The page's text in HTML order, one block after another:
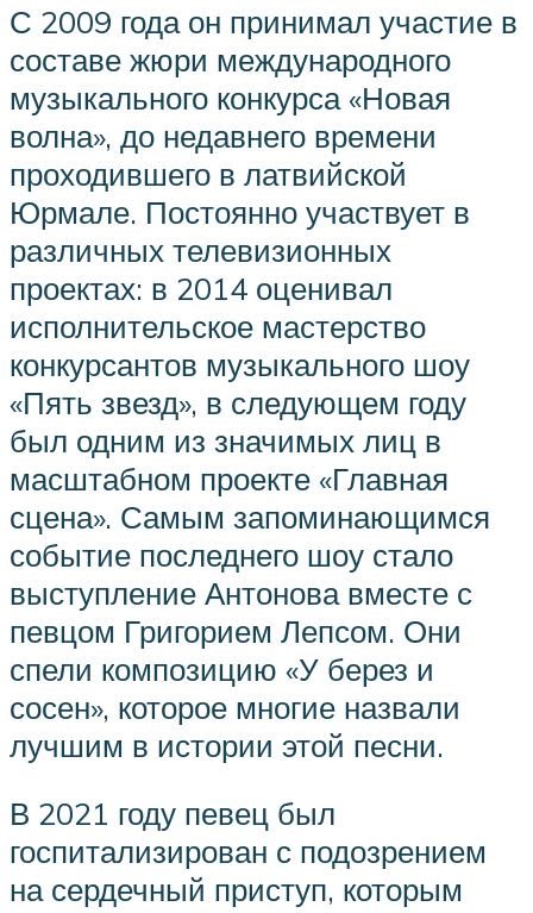
С 2009 года он принимал участие в
составе жюри международного
музыкального конкурса «Новая
волна», до недавнего времени
проходившего в латвийской
Юрмале. Постоянно участвует в
различных телевизионных
проектах: в 2014 оценивал
исполнительское мастерство
конкурсантов музыкального шоу
«Пять звезд», в следующем году
был одним из значимых лиц в
масштабном проекте «Главная
сцена». Самым запоминающимся
событие последнего шоу стало
выступление Антонова вместе с
певцом Григорием Лепсом. Они
спели композицию «У берез и
сосен», которое многие назвали
лучшим в истории этой песни.
В 2021 году певец был
госпитализирован с подозрением
на сердечный приступ, которым